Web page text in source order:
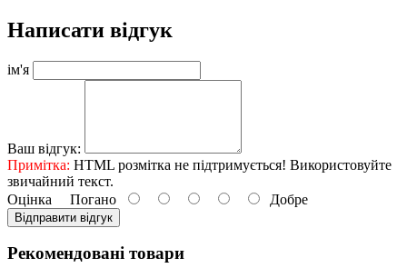
Написати відгук
ім'я
Ваш відгук:
Примітка: HTML розмітка не підтримується! Використовуйте
звичайний текст.
Оцінка Погано Добре
Відправити відгук
Рекомендовані товари